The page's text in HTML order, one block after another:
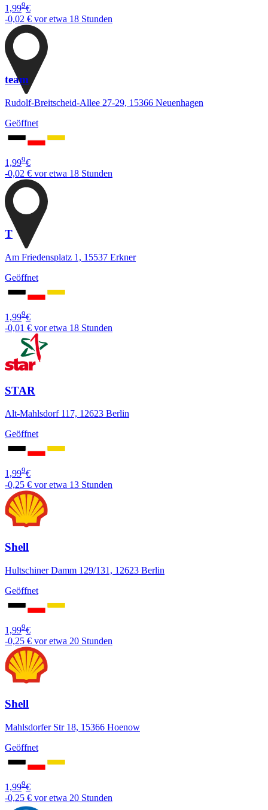
1,999€
-0,02 € vor etwa 18 Stunden
team
Rudolf-Breitscheid-Allee 27-29, 15366 Neuenhagen
Geöffnet
1,999€
-0,02 € vor etwa 18 Stunden
T
Am Friedensplatz 1, 15537 Erkner
Geöffnet
1,999€
-0,01 € vor etwa 18 Stunden
STAR
Alt-Mahlsdorf 117, 12623 Berlin
Geöffnet
1,999€
-0,25 € vor etwa 13 Stunden
Shell
Hultschiner Damm 129/131, 12623 Berlin
Geöffnet
1,999€
-0,25 € vor etwa 20 Stunden
Shell
Mahlsdorfer Str 18, 15366 Hoenow
Geöffnet
1,999€
-0,25 € vor etwa 20 Stunden